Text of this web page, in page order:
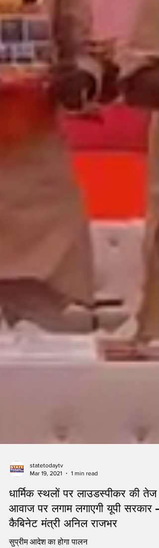
statetodaytv
धार्मिक स्थलों पर लाउडस्पीकर की तेज
आवाज पर लगाम लगाएगी यूपी सरकार –